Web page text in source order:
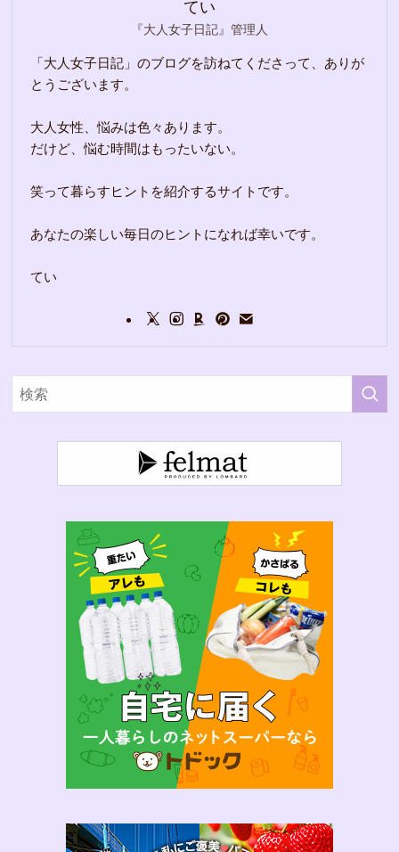
てい
『大人女子日記』管理人
「大人女子日記」のブログを訪ねてくださって、ありが
とうございます。
大人女性、悩みは色々あります。
だけど、悩む時間はもったいない。
笑って暮らすヒントを紹介するサイトです。
あなたの楽しい毎日のヒントになれば幸いです。
てい